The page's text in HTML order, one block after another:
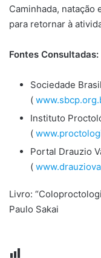
Caminhada, natação
para retornar à
Fontes Consultadas:
Sociedade
(
Instituto
(
Portal Drauzio
(
Livro:
Paulo Sakai